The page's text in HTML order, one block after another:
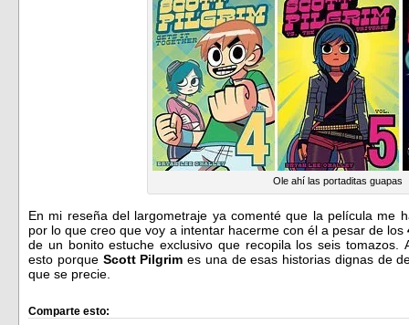
Ole ahí las portaditas guapas
En mi reseña del largometraje ya comenté que la película me
por lo que creo que voy a intentar hacerme con él a pesar de los
de un bonito estuche exclusivo que recopila los seis
esto porque Scott Pilgrim es una de esas historias dignas de
que se precie.
Comparte esto: